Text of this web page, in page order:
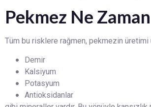
Pekmez Ne
Tüm bu risklere rağmen, pekmezin
Demir
Kalsiyum
Potasyum
Antioksidanlar